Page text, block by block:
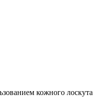
кожного лоскута